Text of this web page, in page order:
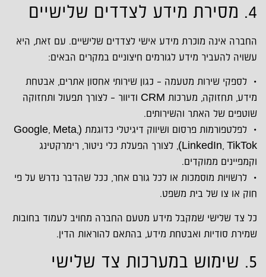
4. מסירת מידע לצדדים שלישיים
החברה אינה מוכרת מידע אישי לצדדים שלישיים. עם זאת, היא
עשויה להעביר מידע לגורמים חיצוניים במקרים הבאים:
• לספקי שירות מטעמה – כגון שירותי אחסון אתרים, אבטחת
מידע, תחזוקה, מערכות CRM ודיוור – לצורך תפעול ותחזוקה
שוטפים של האתר והשירותים.
• לפלטפורמות פרסום ושיווק דיגיטלי כדוגמת (Google, Meta,
LinkedIn, TikTok), לצורך הפעלת כלי ניטור, רימרקטינג
וקמפיינים ממוקדים.
• לרשויות מוסמכות או לכל גורם אחר, ככל שהדבר נדרש על פי
חוק או צו של בית משפט.
כל צד שלישי שמקבל מידע מטעם החברה מחויב לעמוד בחובות
שמירת סודיות ואבטחת מידע, בהתאם להוראות הדין.
5. שימוש במערכות צד שלישי